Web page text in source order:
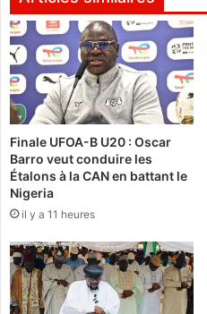
e
d
’
i
n
n
o
v
a
t
i
n
f
i
n
:
«
L
'
é
l
e
c
t
i
n
d
e
Finale UFOA-B U20 : Oscar
Barro veut conduire les
Étalons à la CAN en battant le
Nigeria
il y a 11 heures